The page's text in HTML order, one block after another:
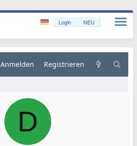
Login NEU
Anmelden Registrieren
D